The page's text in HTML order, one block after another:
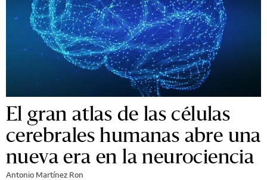
El gran atlas de las células
cerebrales humanas abre una
nueva era en la neurociencia
Antonio Martínez Ron